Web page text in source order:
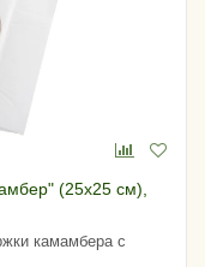
(25х25 см),
камамбера с